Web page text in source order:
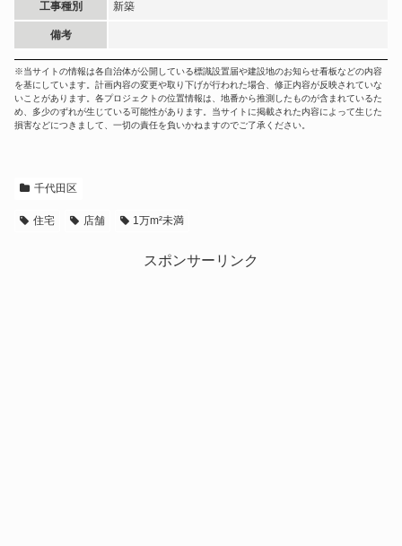
工事種別 新築
備考
※当サイトの情報は各自治体が公開している標識設置届や建設地のお知らせ看板などの内容
を基にしています。計画内容の変更や取り下げが行われた場合、修正内容が反映されていな
いことがあります。各プロジェクトの位置情報は、地番から推測したものが含まれているた
め、多少のずれが生じている可能性があります。当サイトに掲載された内容によって生じた
損害などにつきまして、一切の責任を負いかねますのでご了承ください。
千代田区
住宅 店舗 1万m²未満
スポンサーリンク